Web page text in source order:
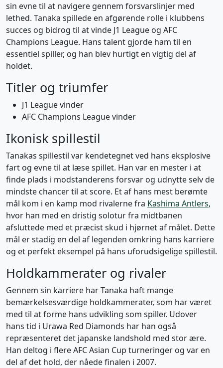
sin evne til at navigere gennem forsvarslinjer med
lethed. Tanaka spillede en afgørende rolle i klubbens
succes og bidrog til at vinde J1 League og AFC
Champions League. Hans talent gjorde ham til en
essentiel spiller, og han blev hurtigt en vigtig del af
holdet.
Titler og triumfer
J1 League vinder
AFC Champions League vinder
Ikonisk spillestil
Tanakas spillestil var kendetegnet ved hans eksplosive
fart og evne til at læse spillet. Han var en mester i at
finde plads i modstanderens forsvar og udnytte selv de
mindste chancer til at score. Et af hans mest berømte
mål kom i en kamp mod rivalerne fra Kashima Antlers,
hvor han med en dristig solotur fra midtbanen
afsluttede med et præcist skud i hjørnet af målet. Dette
mål er stadig en del af legenden omkring hans karriere
og et perfekt eksempel på hans uforudsigelige spillestil.
Holdkammerater og rivaler
Gennem sin karriere har Tanaka haft mange
bemærkelsesværdige holdkammerater, som har været
med til at forme hans udvikling som spiller. Udover
hans tid i Urawa Red Diamonds har han også
repræsenteret det japanske landshold med stor ære.
Han deltog i flere AFC Asian Cup turneringer og var en
del af det hold, der nåede finalen i 2007.